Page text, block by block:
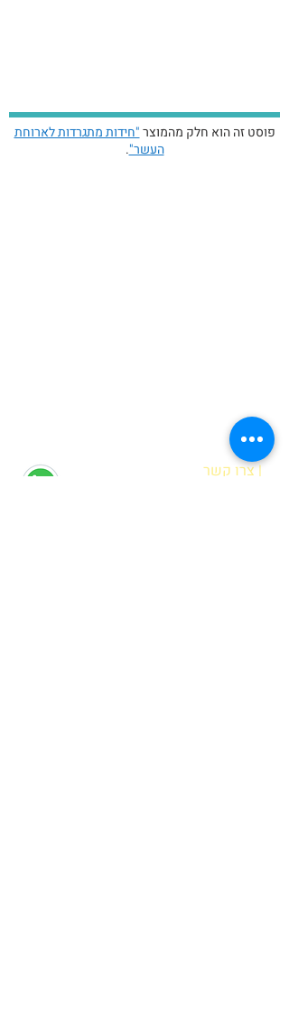
פוסט זה הוא חלק מהמוצר"חידות מתגרדות לארוחת
העשר".
| צרו קשר